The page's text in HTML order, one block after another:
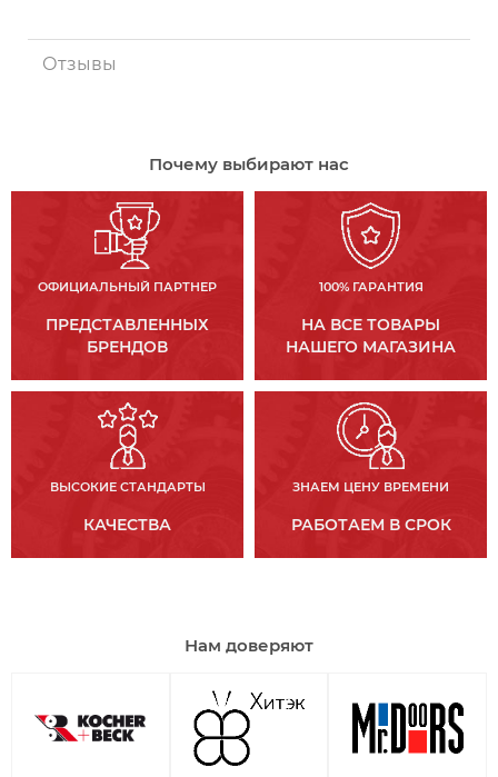
Отзывы
Почему выбирают нас
ОФИЦИАЛЬНЫЙ ПАРТНЕР
ПРЕДСТАВЛЕННЫХ
БРЕНДОВ
100% ГАРАНТИЯ
НА ВСЕ ТОВАРЫ
НАШЕГО МАГАЗИНА
ВЫСОКИЕ СТАНДАРТЫ
КАЧЕСТВА
ЗНАЕМ ЦЕНУ ВРЕМЕНИ
РАБОТАЕМ В СРОК
Нам доверяют